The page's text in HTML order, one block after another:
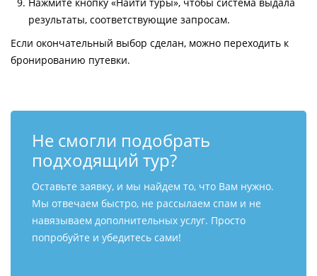
результаты, соответствующие запросам.
Если окончательный выбор сделан, можно переходить к
бронированию путевки.
Не смогли подобрать
подходящий тур?
Оставьте заявку, и мы найдем то, что Вам нужно.
Мы отвечаем быстро, не рассылаем спам и не
навязываем дополнительных услуг. Просто
попробуйте и убедитесь сами!